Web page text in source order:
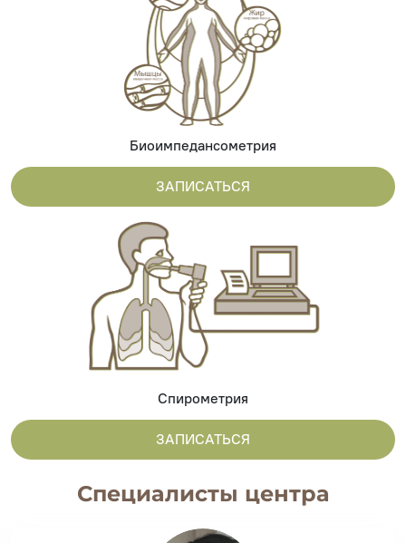
Биоимпедансометрия
ЗАПИСАТЬСЯ
Спирометрия
ЗАПИСАТЬСЯ
Специалисты центра